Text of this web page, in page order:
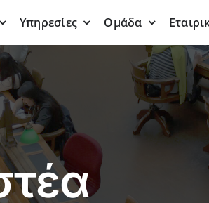
Υπηρεσίες Ομάδα